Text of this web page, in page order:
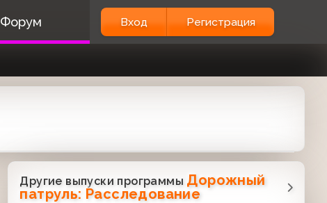
Форум Вход Регистрация
Другие выпуски программы Дорожный
патруль: Расследование